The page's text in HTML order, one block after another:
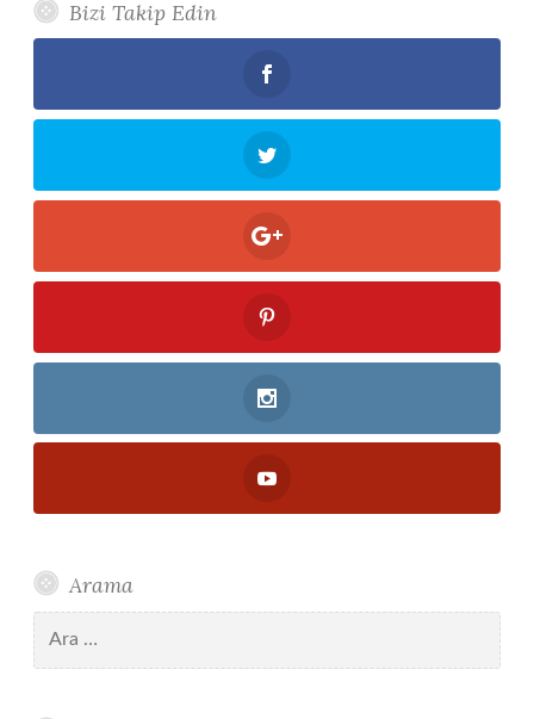
Bizi Takip Edin
Arama